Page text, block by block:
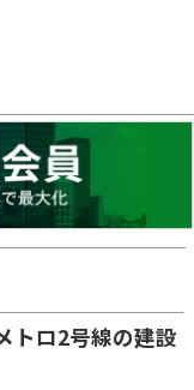
トロ2号線の建設